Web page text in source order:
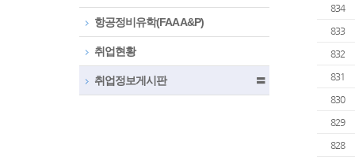
항공정비유학(FAA A&P)
취업현황
취업정보게시판 〓
834
833
832
831
830
829
828